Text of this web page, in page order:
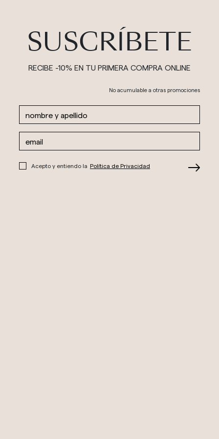
SUSCRÍBETE
RECIBE -10% EN TU PRIMERA COMPRA ONLINE
No acumulable a otras promociones
Acepto y entiendo la Política de Privacidad